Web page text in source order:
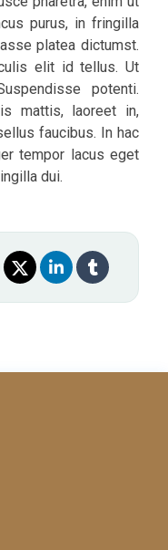
purus, in fringilla
platea dictumst.
elit id tellus. Ut
potenti.
mattis, laoreet in,
faucibus. In hac
tempor lacus eget
dui.